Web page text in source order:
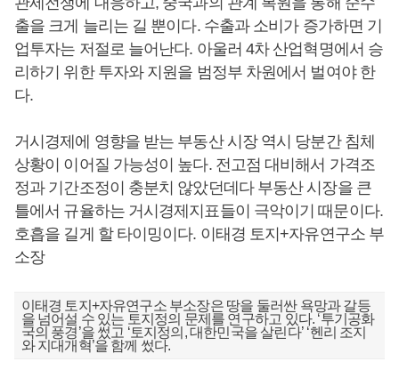
출을 크게 늘리는 길 뿐이다. 수출과 소비가 증가하면 기
업투자는 저절로 늘어난다. 아울러 4차 산업혁명에서 승
리하기 위한 투자와 지원을 범정부 차원에서 벌여야 한
다.
거시경제에 영향을 받는 부동산 시장 역시 당분간 침체
상황이 이어질 가능성이 높다. 전고점 대비해서 가격조
정과 기간조정이 충분치 않았던데다 부동산 시장을 큰
틀에서 규율하는 거시경제지표들이 극악이기 때문이다.
호흡을 길게 할 타이밍이다. 이태경 토지+자유연구소 부
소장
이태경 토지+자유연구소 부소장은 땅을 둘러싼 욕망과 갈등
을 넘어설 수 있는 토지정의 문제를 연구하고 있다. ‘투기공화
국의 풍경’을 썼고 ‘토지정의, 대한민국을 살린다’ ‘헨리 조지
와 지대개혁’을 함께 썼다.